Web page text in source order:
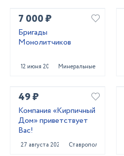
7 000 ₽
Бригады
Монолитчиков
12 июня 2024 Минеральные Воды
49 ₽
Компания «Кирпичный
Дом» приветствует
Вас!
27 августа 2024 Ставрополь